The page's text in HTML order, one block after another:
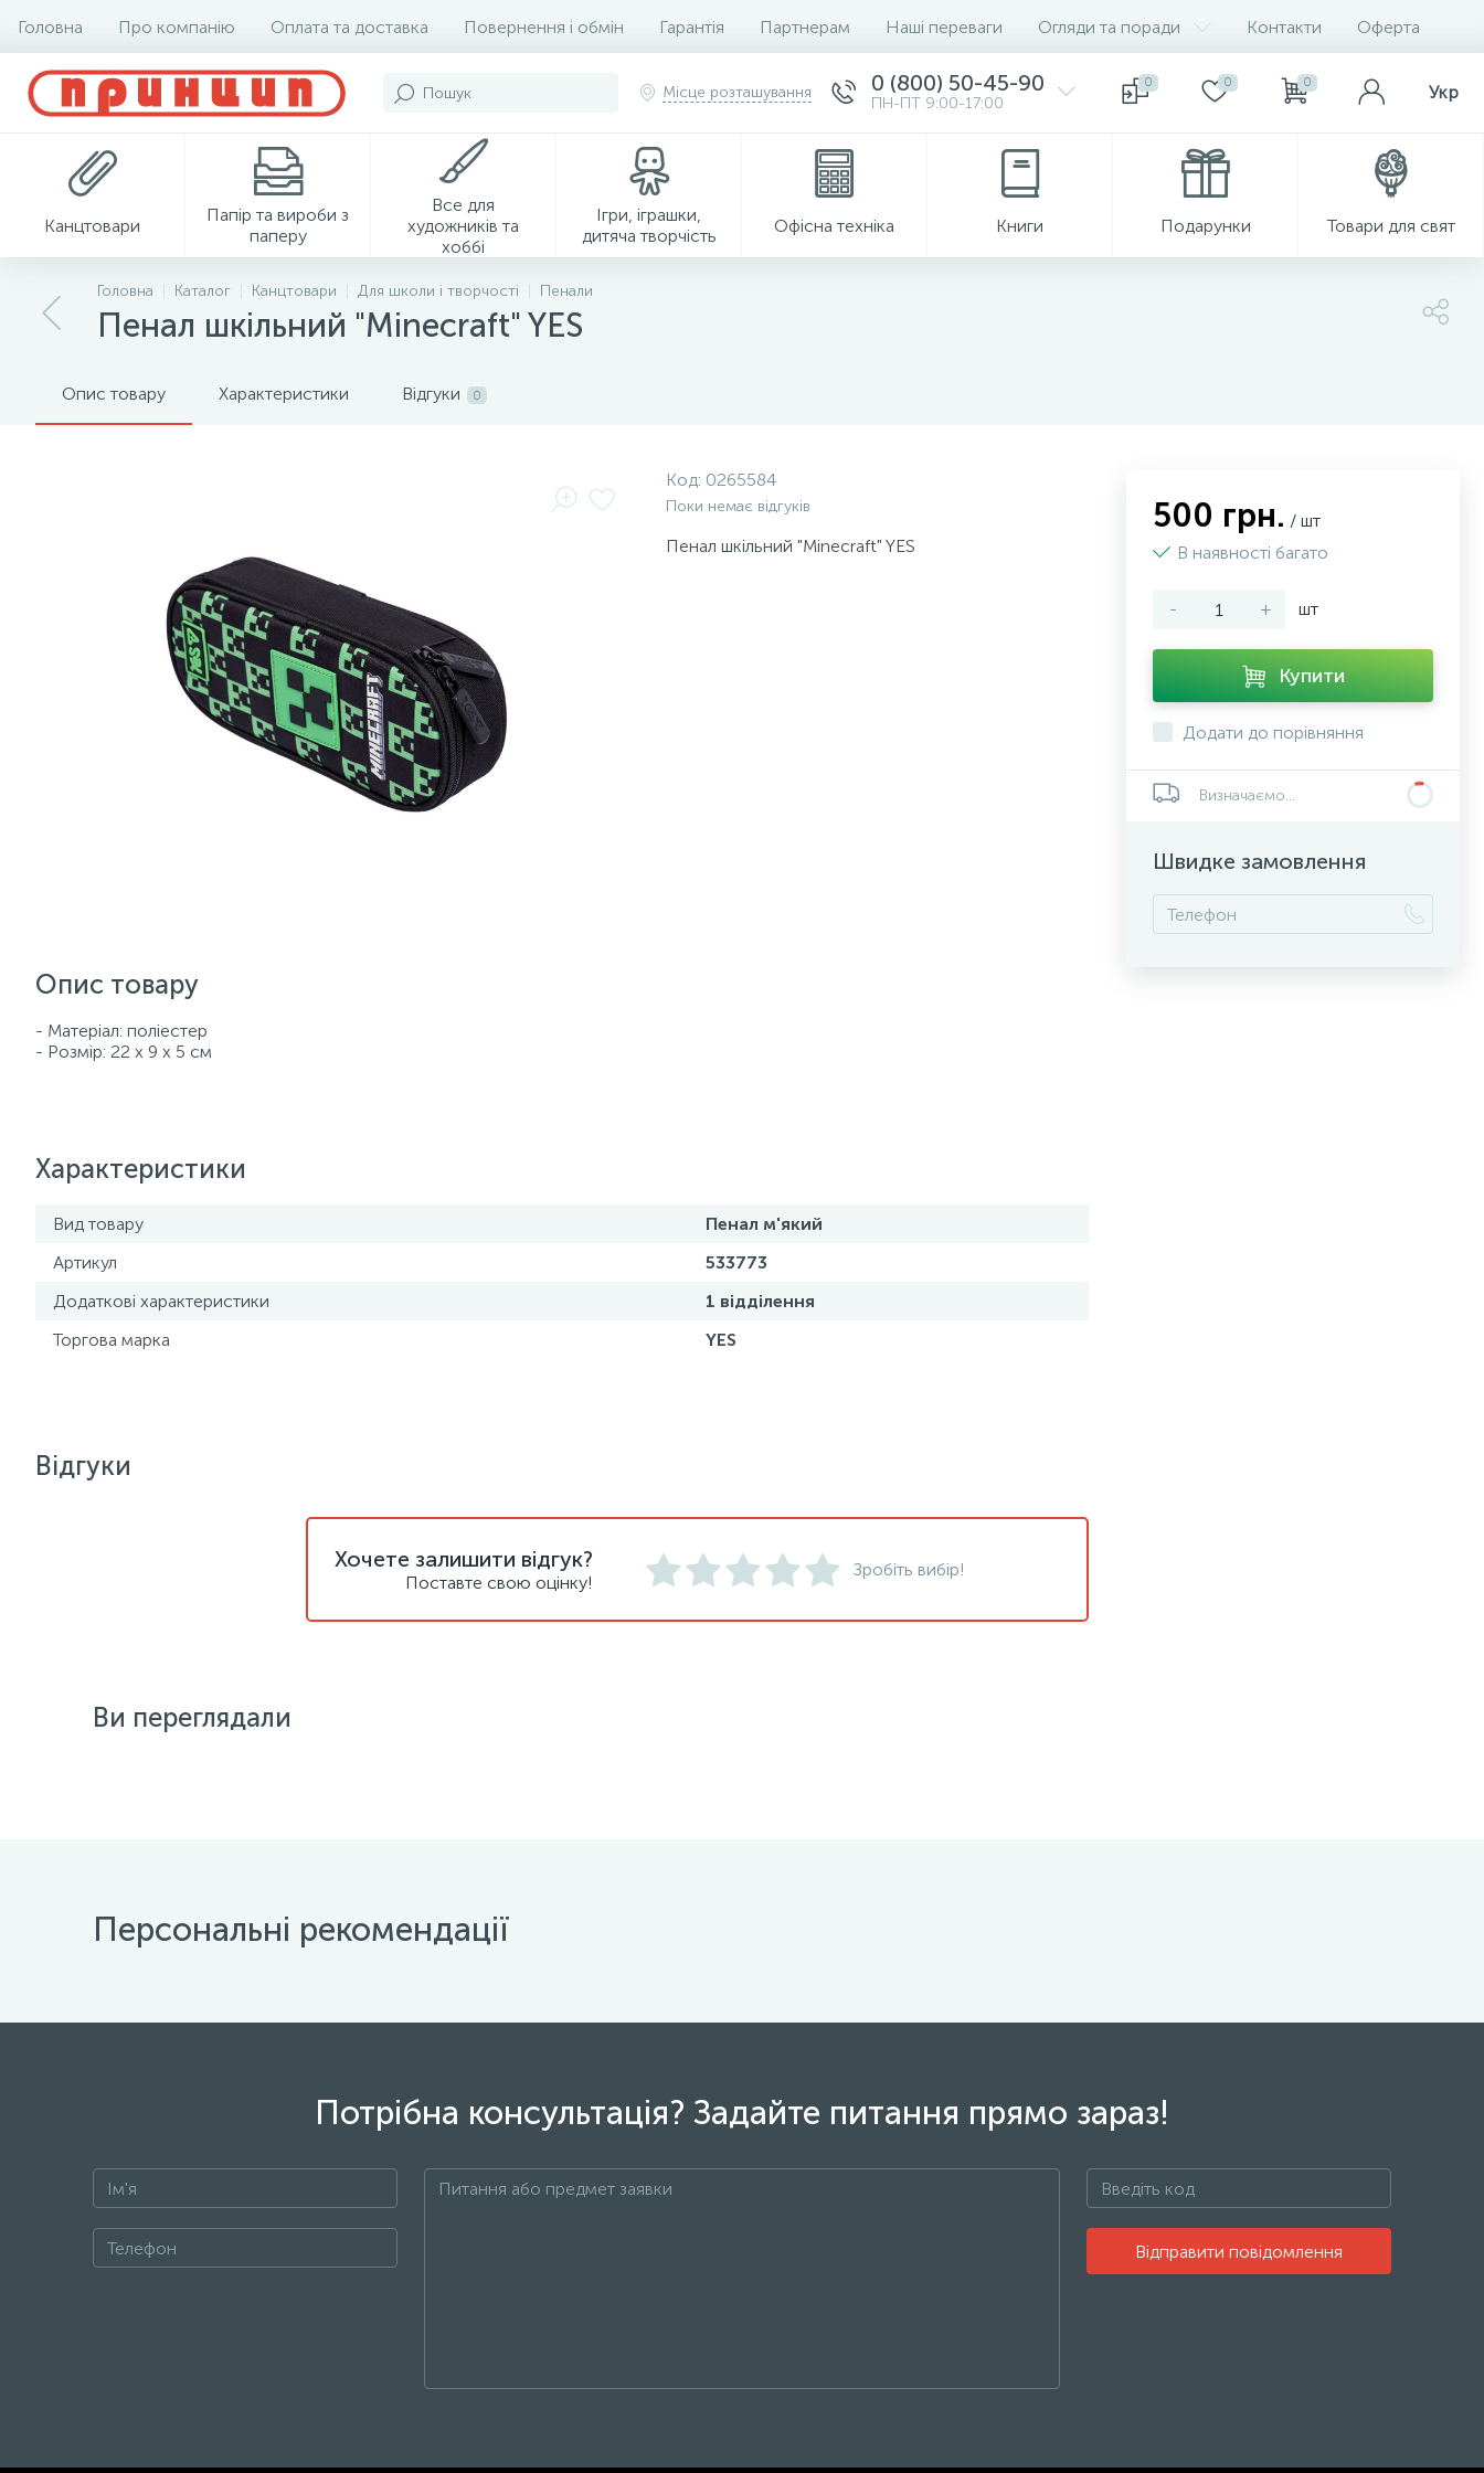
Головна Про компанію Оплата та доставка Повернення і обмін Гарантія Партнерам Наші переваги Огляди та поради Контакти Оферта
Місце розташування 0 (800) 50-45-90
ПН-ПТ 9:00-17:00
0 0 0 Укр
Канцтовари
Папір та вироби з
паперу
Все для
художників та
хоббі
Ігри, іграшки,
дитяча творчість
Офісна техніка Книги Подарунки Товари для свят
Головна Каталог Канцтовари Для школи і творчості Пенали
Пенал шкільний "Minecraft" YES
Опис товару Характеристики Відгуки 0
Код: 0265584
Поки немає відгуків
Пенал шкільний "Minecraft" YES
Опис товару
- Матеріал: поліестер
- Розмір: 22 х 9 х 5 см
Характеристики
Вид товару
Пенал м'який
Артикул
533773
Додаткові характеристики
1 відділення
Торгова марка
YES
500 грн. / шт
В наявності багато
- + шт
Купити
Додати до порівняння
Визначаємо...
Швидке замовлення
Відгуки
Хочете залишити відгук?
Поставте свою оцінку!
Зробіть вибір!
Ви переглядали
Персональні рекомендації
Потрібна консультація? Задайте питання прямо зараз!
Відправити повідомлення